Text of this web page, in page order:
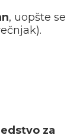
, uopšte se
za